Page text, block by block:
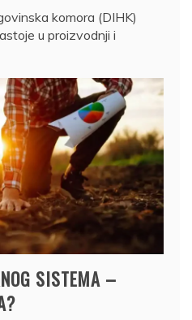
komora (DIHK)
u proizvodnji i
SISTEMA –